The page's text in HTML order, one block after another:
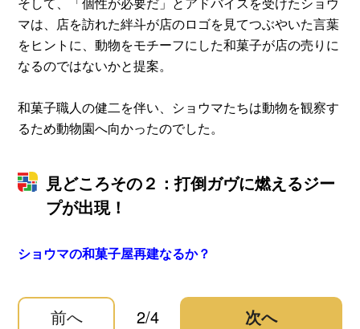
マは、店を訪れた絆斗が店のロゴを見てつぶやいた言葉
をヒントに、動物をモチーフにした和菓子が店の売りに
なるのではないかと提案。
和菓子職人の健二を伴い、ショウマたちは動物を観察す
るため動物園へ向かったのでした。
見どころその２：打倒ガヴに燃えるジー
プが出現！
ショウマの和菓子屋再建なるか？
前へ 2/4 次へ